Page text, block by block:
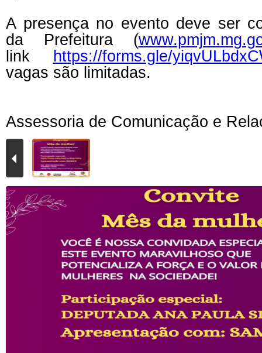
A presença no evento deve ser
da Prefeitura (
link
https://forms.gle/
vagas são limitadas.
Assessoria de Comunicação e